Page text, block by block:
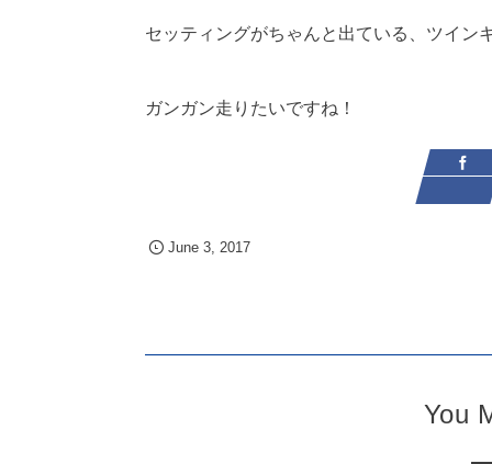
セッティングがちゃんと出ている、ツイン
ガンガン走りたいですね！
June 3, 2017
You